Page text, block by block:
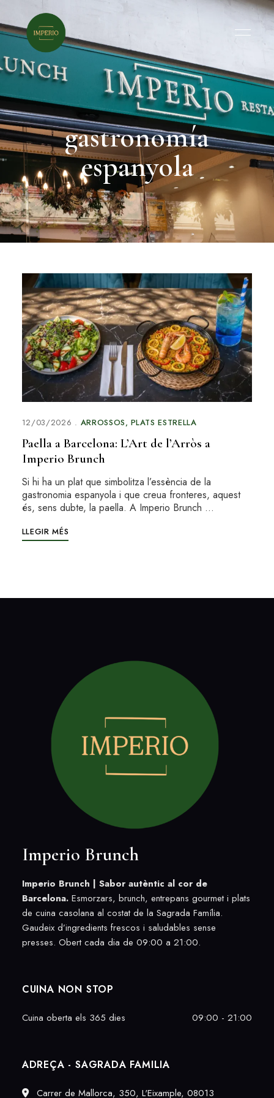
gastronomía
espanyola
12/03/2026 ARROSSOS PLATS ESTRELLA
Paella a Barcelona: L’Art de l’Arròs a
Imperio Brunch
Si hi ha un plat que simbolitza l’essència de la
gastronomia espanyola i que creua fronteres, aquest
és, sens dubte, la paella. A Imperio Brunch …
LLEGIR MÉS
Imperio Brunch
Imperio Brunch | Sabor autèntic al cor de
Barcelona.Esmorzars, brunch, entrepans gourmet i plats
de cuina casolana al costat de la Sagrada Família.
Gaudeix d’ingredients frescos i saludables sense
presses. Obert cada dia de 09:00 a 21:00.
CUINA NON STOP
Cuina oberta els 365 dies 09:00 - 21:00
ADREÇA - SAGRADA FAMILIA
Carrer de Mallorca, 350, L'Eixample, 08013